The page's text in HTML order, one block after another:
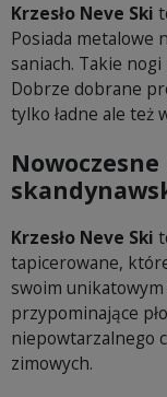
Krzesło Neve Ski
Posiada metalowe
saniach. Takie
Dobrze dobrane
tylko ładne ale też
Krzesło Neve Ski
tapicerowane,
swoim
przypominające
niepowtarzalnego
zimowych.